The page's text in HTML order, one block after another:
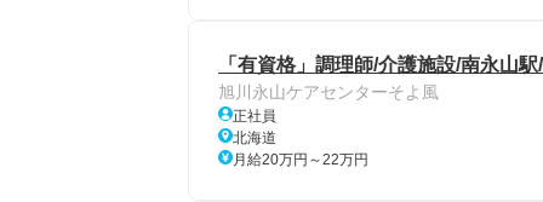
「有資格」調理師/介護施設/南永山
旭川永山ケアセンターそよ風
正社員
北海道
月給20万円～22万円